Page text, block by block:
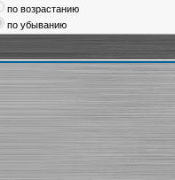
по возрастанию
по убыванию